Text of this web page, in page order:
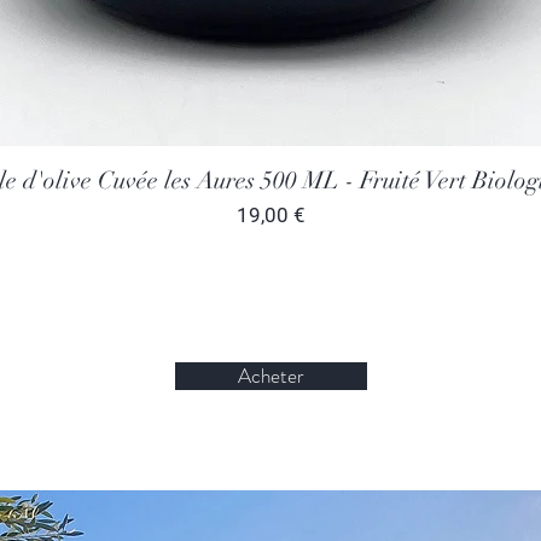
Aperçu rapide
d'olive Cuvée les Aures 500 ML - Fruité Vert
Prix
19,00 €
Acheter